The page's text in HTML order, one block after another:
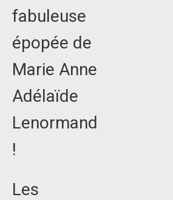
fabuleuse
épopée de
Marie Anne
Adélaïde
Lenormand
!
Les